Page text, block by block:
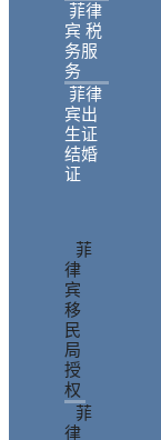
菲律
宾 税
务服
务
菲律
宾出
生证
结婚
证
菲
律
宾
移
民
局
授
权
菲
律